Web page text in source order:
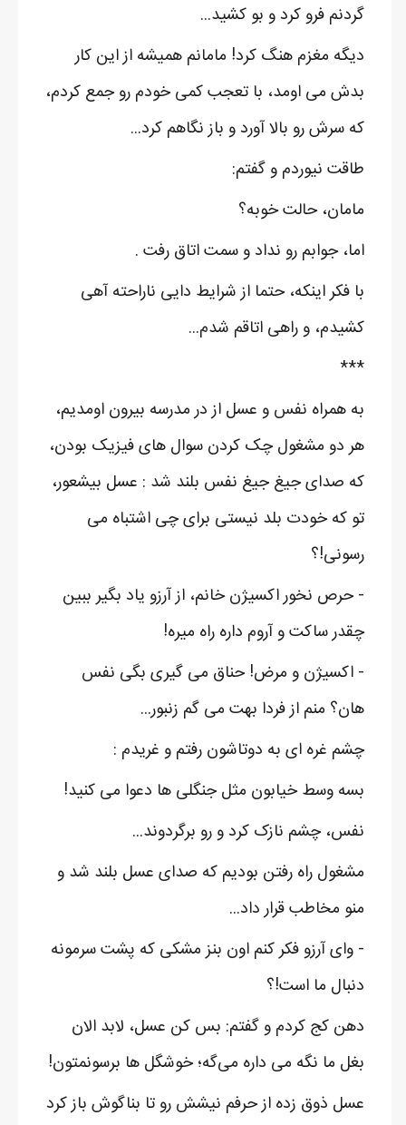
گردنم فرو کرد و بو کشید...
دیگه مغزم هنگ کرد! مامانم همیشه از این کار
بدش می اومد، با تعجب کمی خودم رو جمع کردم،
که سرش رو بالا آورد و باز نگاهم کرد...
طاقت نیوردم و گفتم:
مامان، حالت خوبه؟
اما، جوابم رو نداد و سمت اتاق رفت .
با فکر اینکه، حتما از شرایط دایی ناراحته آهی
کشیدم، و راهی اتاقم شدم...
***
به همراه نفس و عسل از در مدرسه بیرون اومدیم،
هر دو مشغول چک کردن سوال های فیزیک بودن،
که صدای جیغ جیغ نفس بلند شد : عسل بیشعور،
تو که خودت بلد نیستی برای چی اشتباه می
رسونی!؟
- حرص نخور اکسیژن خانم، از آرزو یاد بگیر ببین
چقدر ساکت و آروم داره راه میره!
- اکسیژن و مرض! حناق می گیری بگی نفس
هان؟ منم از فردا بهت می گم زنبور...
چشم غره ای به دوتاشون رفتم و غریدم :
بسه وسط خیابون مثل جنگلی ها دعوا می کنید!
نفس، چشم نازک کرد و رو برگردوند...
مشغول راه رفتن بودیم که صدای عسل بلند شد و
منو مخاطب قرار داد...
- وای آرزو فکر کنم اون بنز مشکی که پشت سرمونه
دنبال ما است!؟
دهن کج کردم و گفتم: بس کن عسل، لابد الان
بغل ما نگه می داره می‌گه؛ خوشگل ها برسونمتون!
عسل ذوق زده از حرفم نیشش رو تا بنا‌گوش باز کرد